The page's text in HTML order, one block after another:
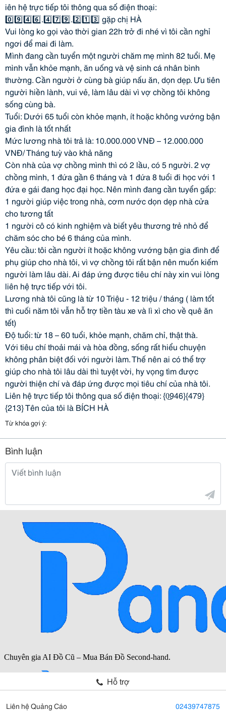
iên hệ trực tiếp tôi thông qua số điện thoại:
0️⃣9️⃣4️⃣6️⃣.4️⃣7️⃣9️⃣.2️⃣1️⃣3️⃣ gặp chị HÀ
Vui lòng ko gọi vào thời gian 22h trở đi nhé vì tôi cần nghỉ
ngơi để mai đi làm.
Mình đang cần tuyển một người chăm mẹ mình 82 tuổi. Mẹ
mình vẫn khỏe mạnh, ăn uống và vệ sinh cá nhân bình
thường. Cần người ở cùng bà giúp nấu ăn, dọn dẹp. Ưu tiên
người hiền lành, vui vẻ, làm lâu dài vì vợ chồng tôi không
sống cùng bà.
Tuổi: Dưới 65 tuổi còn khỏe mạnh, ít hoặc không vướng bận
gia đình là tốt nhất
Mức lương nhà tôi trả là: 10.000.000 VNĐ – 12.000.000
VNĐ/ Tháng tuỳ vào khả năng
Còn nhà của vợ chồng mình thì có 2 lầu, có 5 người. 2 vợ
chồng mình, 1 đứa gần 6 tháng và 1 đứa 8 tuổi đi học với 1
đứa e gái đang học đại học. Nên mình đang cần tuyển gấp:
1 người giúp việc trong nhà, cơm nước dọn dẹp nhà cửa
cho tương tất
1 người cô có kinh nghiệm và biết yêu thương trẻ nhỏ để
chăm sóc cho bé 6 tháng của mình.
Yêu cầu: tôi cần người ít hoặc không vướng bận gia đình để
phụ giúp cho nhà tôi, vì vợ chồng tôi rất bận nên muốn kiếm
người làm lâu dài. Ai đáp ứng được tiêu chí này xin vui lòng
liên hệ trực tiếp với tôi.
Lương nhà tôi cũng là từ 10 Triệu - 12 triệu / tháng ( làm tốt
thì cuối năm tôi vẫn hỗ trợ tiền tàu xe và lì xì cho về quê ăn
tết)
Độ tuổi: từ 18 – 60 tuổi, khỏe mạnh, chăm chỉ, thật thà.
Với tiêu chí thoải mái và hòa đồng, sống rất hiểu chuyện
không phân biệt đối với người làm. Thế nên ai có thể trợ
giúp cho nhà tôi lâu dài thì tuyệt vời, hy vọng tìm được
người thiện chí và đáp ứng được mọi tiêu chí của nhà tôi.
Liên hệ trực tiếp tôi thông qua số điện thoại: {0̲946}{479}
{213} Tên của tôi là BÍCH HÀ
Từ khóa gợi ý:
Bình luận
Hỗ trợ
Liên hệ Quảng Cáo 02439747875